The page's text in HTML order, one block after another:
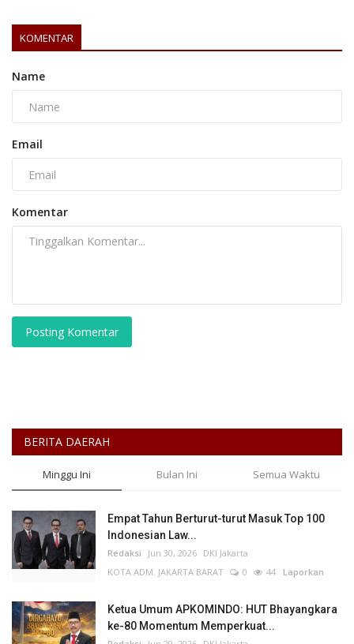
KOMENTAR
Name
Email
Komentar
Posting Komentar
BERITA DAERAH
Minggu Ini Bulan Ini Semua Waktu
Empat Tahun Berturut-turut Masuk Top 100
Indonesian Law...
Redaksi Jun 30, 2026 DKI Jakarta
KOTA ADM. JAKARTA BARAT
0 44 Laporkan
Ketua Umum APKOMINDO: HUT Bhayangkara
ke-80 Momentum Memperkuat...